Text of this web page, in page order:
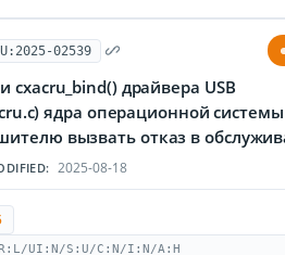
02539
cxacru_bind() драйвера USB
ядра операционной
вызвать отказ в
2025-08-18
UI:N/S:U/C:N/I:N/A:H